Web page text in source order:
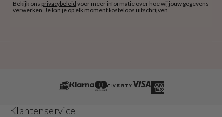
Bekijk ons privacybeleid voor meer informatie over hoe wij jouw gegevens
verwerken. Je kan je op elk moment kosteloos uitschrijven.
Klantenservice